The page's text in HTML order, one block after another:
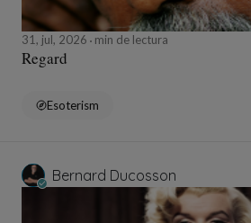
31, jul, 2026 min de lectura
Regard
Esoterism
Bernard Ducosson